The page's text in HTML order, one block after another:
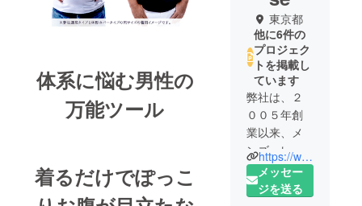
体系に悩む男性の
万能ツール
着るだけでぽっこ
東京都
他に6件の
プロジェク
トを掲載し
ています
弊社は、２
００５年創
業以来、メ
ンズ、レ
ディース向
けアパレ
https://www.ziorich.jp/
メッセー
ジを送る